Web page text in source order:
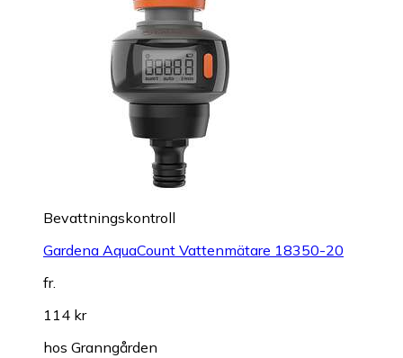
Bevattningskontroll
Gardena AquaCount Vattenmätare 18350-20
fr.
114 kr
hos Granngården